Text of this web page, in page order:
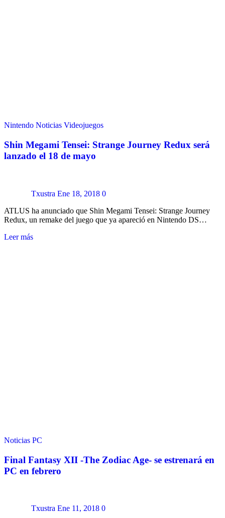
Nintendo Noticias Videojuegos
Shin Megami Tensei: Strange Journey Redux será
lanzado el 18 de mayo
Txustra Ene 18, 2018 0
ATLUS ha anunciado que Shin Megami Tensei: Strange Journey
Redux, un remake del juego que ya apareció en Nintendo DS…
Leer más
Noticias PC
Final Fantasy XII -The Zodiac Age- se estrenará en
PC en febrero
Txustra Ene 11, 2018 0